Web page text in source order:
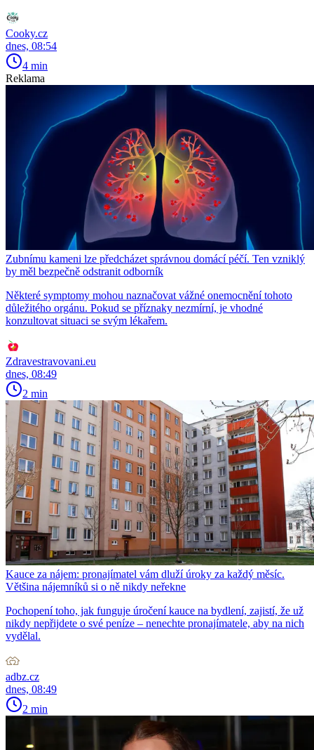
Cooky.cz
dnes, 08:54
4 min
Reklama
Zubnímu kameni lze předcházet správnou domácí péčí. Ten vzniklý
by měl bezpečně odstranit odborník
Některé symptomy mohou naznačovat vážné onemocnění tohoto
důležitého orgánu. Pokud se příznaky nezmírní, je vhodné
konzultovat situaci se svým lékařem.
Zdravestravovani.eu
dnes, 08:49
2 min
Kauce za nájem: pronajímatel vám dluží úroky za každý měsíc.
Většina nájemníků si o ně nikdy neřekne
Pochopení toho, jak funguje úročení kauce na bydlení, zajistí, že už
nikdy nepřijdete o své peníze – nenechte pronajímatele, aby na nich
vydělal.
adbz.cz
dnes, 08:49
2 min